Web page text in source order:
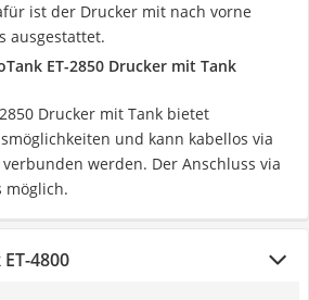
ist der Drucker mit nach vorne
ausgestattet.
ET-2850 Drucker mit Tank
Drucker mit Tank bietet
und kann kabellos via
werden. Der Anschluss via
möglich.
4800